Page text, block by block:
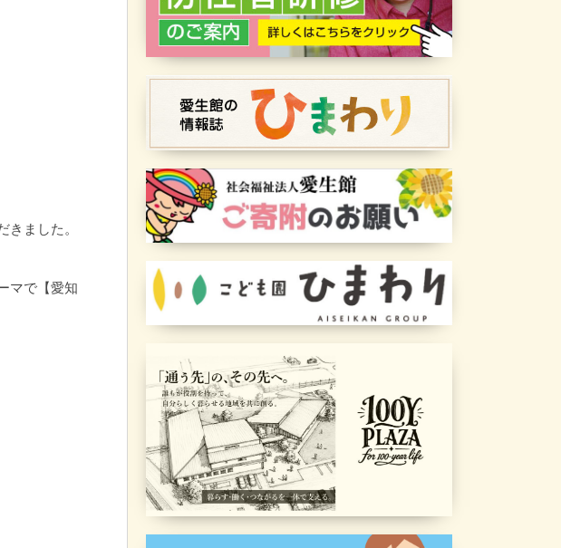
ました。
マで【愛知